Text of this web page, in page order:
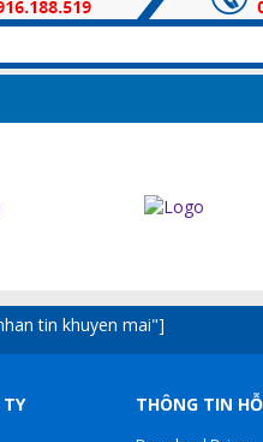
tin khuyen mai"]
THÔNG TIN